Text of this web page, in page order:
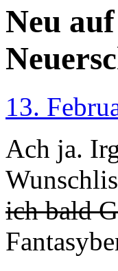
Neu
13.
Ach ja.
ich bald